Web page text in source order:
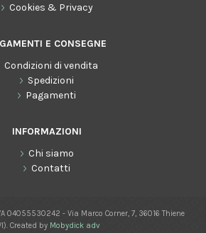
Cookies & Privacy
E CONSEGNE
Condizioni di vendita
Spedizioni
Pagamenti
INFORMAZIONI
Chi siamo
Contatti
04055530242 - Via Marco Corner, 7, 36016 Thiene
Created by Mobydick adv